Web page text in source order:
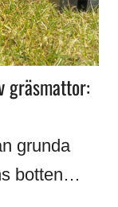
gräsmattor:
grunda
botten…